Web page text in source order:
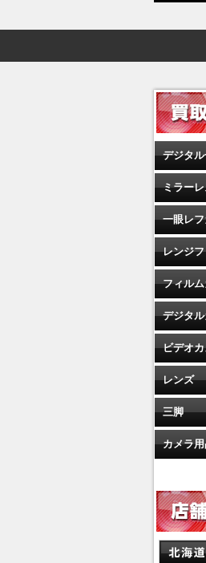
デジタ
ミラー
一眼レ
レンジ
フィル
デジタ
ビデオ
レンズ
三脚
カメラ